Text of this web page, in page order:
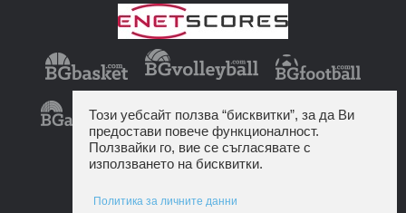
Този уебсайт ползва “бисквитки”, за да Ви
предостави повече функционалност.
Ползвайки го, вие се съгласявате с
използването на бисквитки.
Политика за личните данни